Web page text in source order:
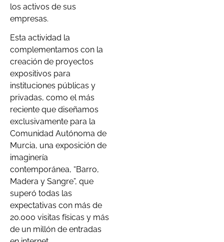
los activos de sus
empresas.
Esta actividad la
complementamos con la
creación de proyectos
expositivos para
instituciones públicas y
privadas, como el más
reciente que diseñamos
exclusivamente para la
Comunidad Autónoma de
Murcia, una exposición de
imaginería
contemporánea, “Barro,
Madera y Sangre”, que
superó todas las
expectativas con más de
20.000 visitas físicas y más
de un millón de entradas